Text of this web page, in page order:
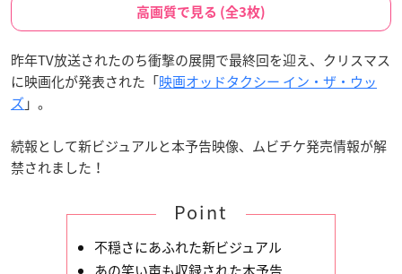
高画質で見る (全3枚)
昨年TV放送されたのち衝撃の展開で最終回を迎え、クリスマス
に映画化が発表された「映画オッドタクシー イン・ザ・ウッ
ズ 」。
続報として新ビジュアルと本予告映像、ムビチケ発売情報が解
禁されました！
Point
不穏さにあふれた新ビジュアル